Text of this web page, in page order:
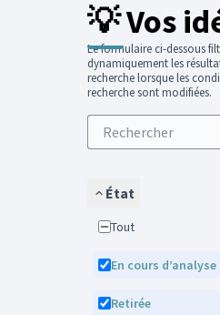
💡 Vos
Le formulaire ci-dessous
dynamiquement les
recherche lorsque les
recherche sont modifiées.
État
Tout
En cours d’analyse
Retirée